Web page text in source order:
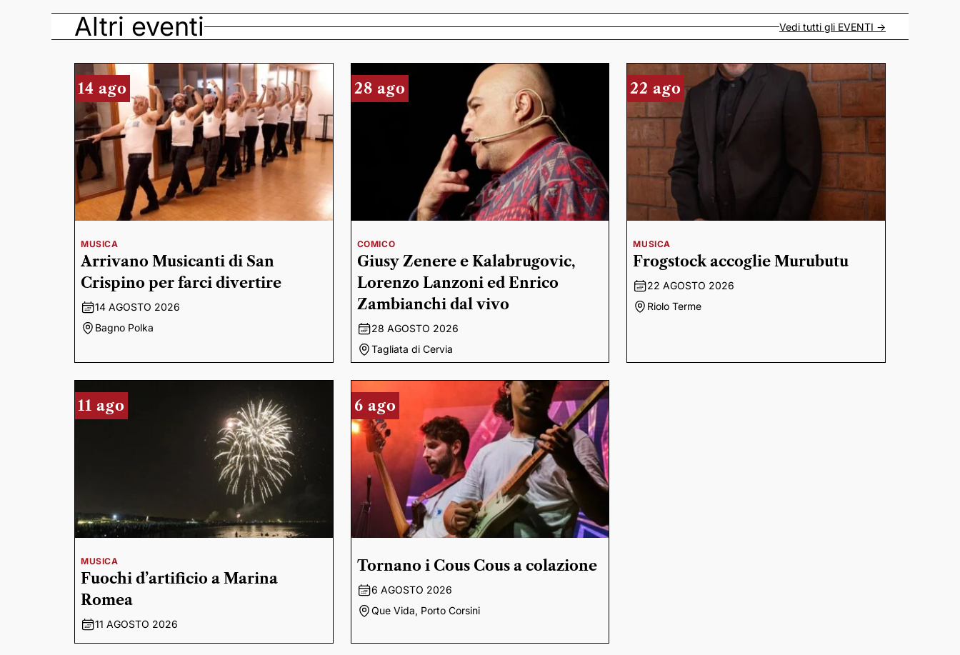
Altri eventi Vedi tutti gli EVENTI ->
14 ago
MUSICA
Arrivano Musicanti di San
Crispino per farci divertire
14 AGOSTO 2026
Bagno Polka
28 ago
COMICO
Giusy Zenere e Kalabrugovic,
Lorenzo Lanzoni ed Enrico
Zambianchi dal vivo
28 AGOSTO 2026
Tagliata di Cervia
22 ago
MUSICA
Frogstock accoglie Murubutu
22 AGOSTO 2026
Riolo Terme
11 ago
MUSICA
Fuochi d’artificio a Marina
Romea
11 AGOSTO 2026
6 ago
Tornano i Cous Cous a colazione
6 AGOSTO 2026
Que Vida, Porto Corsini